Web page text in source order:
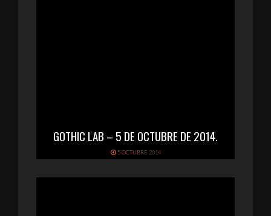
GOTHIC LAB – 5 DE OCTUBRE DE 2014.
5 OCTUBRE 2014